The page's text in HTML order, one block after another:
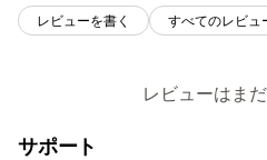
レビューを書く すべてのレビュ
レビューはま
サポート